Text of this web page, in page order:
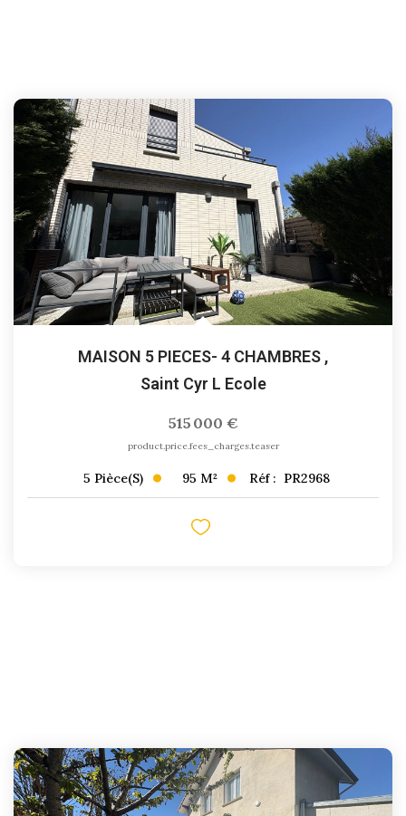
MAISON 5 PIECES- 4 CHAMBRES ,
Saint Cyr L Ecole
515 000 €
product.price.fees_charges.teaser
5 Pièce(s) 95 M² Réf : PR2968